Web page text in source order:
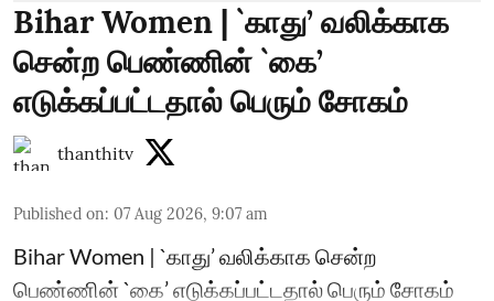
Bihar Women | `காது’ வலிக்காக
சென்ற பெண்ணின் `கை’
எடுக்கப்பட்டதால் பெரும் சோகம்
thanthitv
Published on: 07 Aug 2026, 9:07 am
Bihar Women | `காது’ வலிக்காக சென்ற
பெண்ணின் `கை’ எடுக்கப்பட்டதால் பெரும் சோகம்